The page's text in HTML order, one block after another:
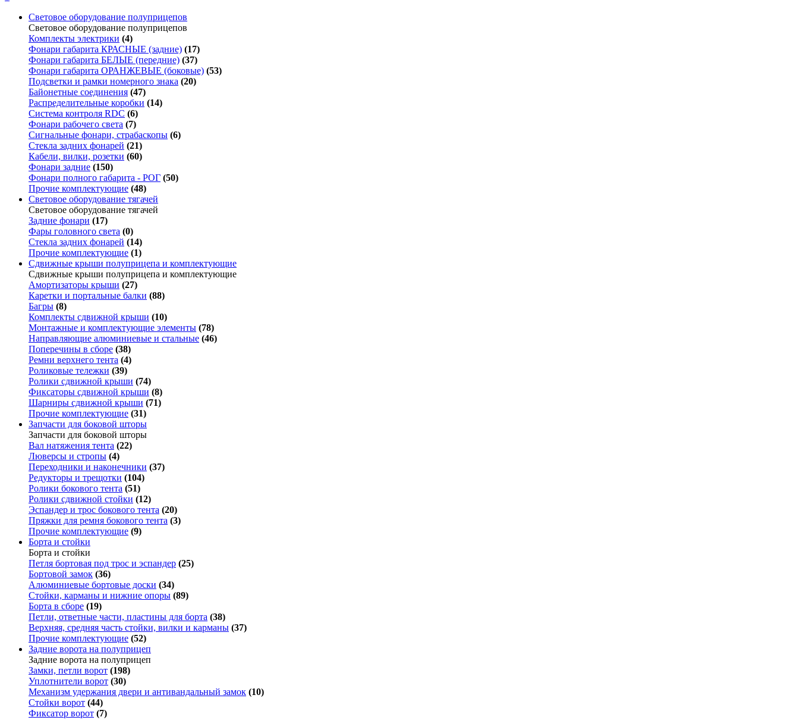
Световое оборудование полуприцепов
Световое оборудование полуприцепов
Комплекты электрики (4)
Фонари габарита КРАСНЫЕ (задние) (17)
Фонари габарита БЕЛЫЕ (передние) (37)
Фонари габарита ОРАНЖЕВЫЕ (боковые) (53)
Подсветки и рамки номерного знака (20)
Байонетные соединения (47)
Распределительные коробки (14)
Система контроля RDC (6)
Фонари рабочего света (7)
Сигнальные фонари, страбаскопы (6)
Стекла задних фонарей (21)
Кабели, вилки, розетки (60)
Фонари задние (150)
Фонари полного габарита - РОГ (50)
Прочие комплектующие (48)
Световое оборудование тягачей
Световое оборудование тягачей
Задние фонари (17)
Фары головного света (0)
Стекла задних фонарей (14)
Прочие комплектующие (1)
Сдвижные крыши полуприцепа и комплектующие
Сдвижные крыши полуприцепа и комплектующие
Амортизаторы крыши (27)
Каретки и портальные балки (88)
Багры (8)
Комплекты сдвижной крыши (10)
Монтажные и комплектующие элементы (78)
Направляющие алюминиевые и стальные (46)
Поперечины в сборе (38)
Ремни верхнего тента (4)
Роликовые тележки (39)
Ролики сдвижной крыши (74)
Фиксаторы сдвижной крыши (8)
Шарниры сдвижной крыши (71)
Прочие комплектующие (31)
Запчасти для боковой шторы
Запчасти для боковой шторы
Вал натяжения тента (22)
Люверсы и стропы (4)
Переходники и наконечники (37)
Редукторы и трещотки (104)
Ролики бокового тента (51)
Ролики сдвижной стойки (12)
Эспандер и трос бокового тента (20)
Пряжки для ремня бокового тента (3)
Прочие комплектующие (9)
Борта и стойки
Борта и стойки
Петля бортовая под трос и эспандер (25)
Бортовой замок (36)
Алюминиевые бортовые доски (34)
Стойки, карманы и нижние опоры (89)
Борта в сборе (19)
Петли, ответные части, пластины для борта (38)
Верхняя, средняя часть стойки, вилки и карманы (37)
Прочие комплектующие (52)
Задние ворота на полуприцеп
Задние ворота на полуприцеп
Замки, петли ворот (198)
Уплотнители ворот (30)
Механизм удержания двери и антивандальный замок (10)
Стойки ворот (44)
Фиксатор ворот (7)